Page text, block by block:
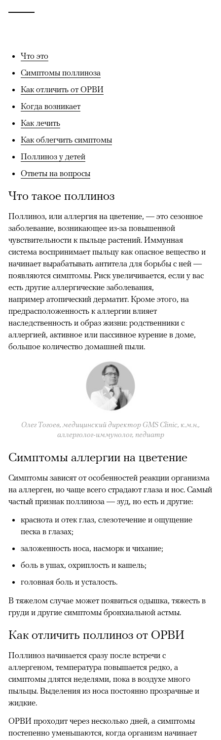
Что это
Симптомы поллиноза
Как отличить от ОРВИ
Когда возникает
Как лечить
Как облегчить симптомы
Поллиноз у детей
Ответы на вопросы
Что такое поллиноз
Поллиноз, или аллергия на цветение, — это сезонное
заболевание, возникающее из-за повышенной
чувствительности к пыльце растений. Иммунная
система воспринимает пыльцу как опасное вещество и
начинает вырабатывать антитела для борьбы с ней —
появляются симптомы. Риск увеличивается, если у вас
есть другие аллергические заболевания,
например атопический дерматит. Кроме этого, на
предрасположенность к аллергии влияет
наследственность и образ жизни: родственники с
аллергией, активное или пассивное курение в доме,
большое количество домашней пыли.
Олег Тогоев, медицинский директор GMS Clinic, к.м.н.,
аллерголог-иммунолог, педиатр
Симптомы аллергии на цветение
Симптомы зависят от особенностей реакции организма
на аллерген, но чаще всего страдают глаза и нос. Самый
частый признак поллиноза — зуд, но есть и другие:
краснота и отек глаз, слезотечение и ощущение
песка в глазах;
заложенность носа, насморк и чихание;
боль в ушах, охриплость и кашель;
головная боль и усталость.
В тяжелом случае может появиться одышка, тяжесть в
груди и другие симптомы бронхиальной астмы.
Как отличить поллиноз от ОРВИ
Поллиноз начинается сразу после встречи с
аллергеном, температура повышается редко, а
симптомы длятся неделями, пока в воздухе много
пыльцы. Выделения из носа постоянно прозрачные и
жидкие.
ОРВИ проходит через несколько дней, а симптомы
постепенно уменьшаются, когда организм начинает